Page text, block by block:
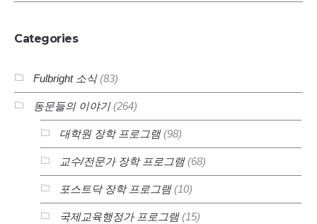
Categories
Fulbright 소식(83)
동문들의 이야기(264)
대학원 장학 프로그램(98)
교수/전문가 장학 프로그램(68)
포스트닥 장학 프로그램(10)
국제교육행정가 프로그램(15)